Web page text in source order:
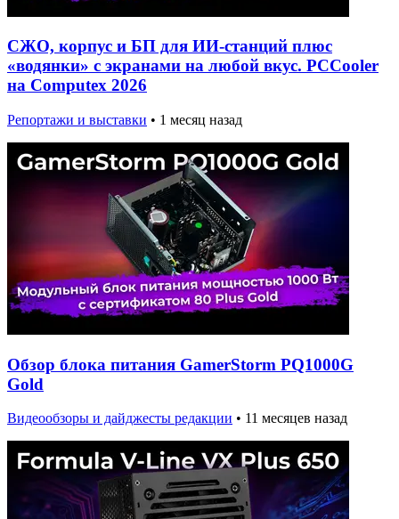
СЖО, корпус и БП для ИИ-станций плюс
«водянки» с экранами на любой вкус. PCCooler
на Computex 2026
Репортажи и выставки • 1 месяц назад
Обзор блока питания GamerStorm PQ1000G
Gold
Видеообзоры и дайджесты редакции • 11 месяцев назад